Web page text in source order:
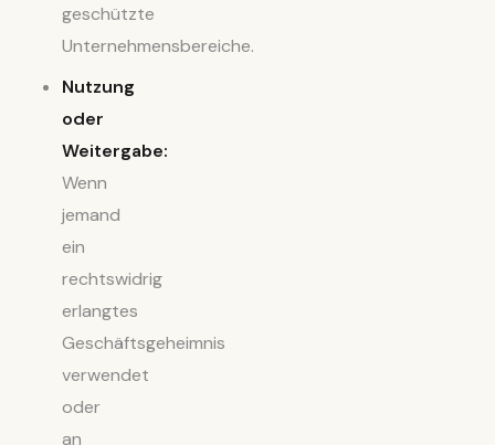
geschützte
Unternehmensbereiche.
Nutzung
oder
Weitergabe:
Wenn
jemand
ein
rechtswidrig
erlangtes
Geschäftsgeheimnis
verwendet
oder
an